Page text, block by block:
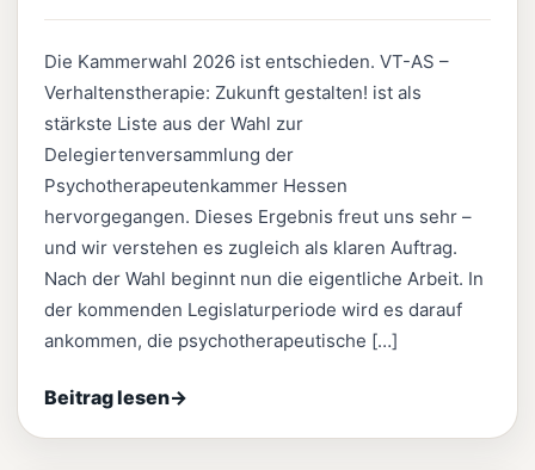
Die Kammerwahl 2026 ist entschieden. VT-AS –
Verhaltenstherapie: Zukunft gestalten! ist als
stärkste Liste aus der Wahl zur
Delegiertenversammlung der
Psychotherapeutenkammer Hessen
hervorgegangen. Dieses Ergebnis freut uns sehr –
und wir verstehen es zugleich als klaren Auftrag.
Nach der Wahl beginnt nun die eigentliche Arbeit. In
der kommenden Legislaturperiode wird es darauf
ankommen, die psychotherapeutische […]
Beitrag lesen→